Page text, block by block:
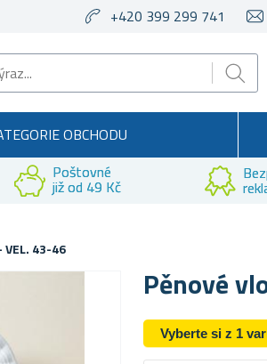
+420 399 299 741
OBCHODU
Poštovné
již od 49 Kč
VEL. 43-46
Pěnové
Vyberte si z 1